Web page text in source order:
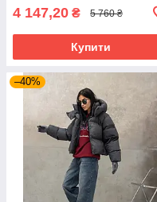
4 147,20 ₴ 5 760 ₴
Купити
–40%